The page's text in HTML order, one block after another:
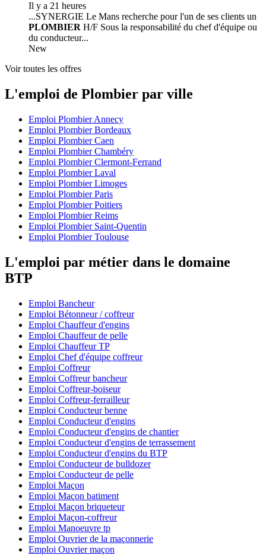
Il y a 21 heures
...SYNERGIE Le Mans recherche pour l'un de ses clients un
PLOMBIER H/F Sous la responsabilité du chef d'équipe ou
du conducteur...
New
Voir toutes les offres
L'emploi de Plombier par ville
Emploi Plombier Annecy
Emploi Plombier Bordeaux
Emploi Plombier Caen
Emploi Plombier Chambéry
Emploi Plombier Clermont-Ferrand
Emploi Plombier Laval
Emploi Plombier Limoges
Emploi Plombier Paris
Emploi Plombier Poitiers
Emploi Plombier Reims
Emploi Plombier Saint-Quentin
Emploi Plombier Toulouse
L'emploi par métier dans le domaine
BTP
Emploi Bancheur
Emploi Bétonneur / coffreur
Emploi Chauffeur d'engins
Emploi Chauffeur de pelle
Emploi Chauffeur TP
Emploi Chef d'équipe coffreur
Emploi Coffreur
Emploi Coffreur bancheur
Emploi Coffreur-boiseur
Emploi Coffreur-ferrailleur
Emploi Conducteur benne
Emploi Conducteur d'engins
Emploi Conducteur d'engins de chantier
Emploi Conducteur d'engins de terrassement
Emploi Conducteur d'engins du BTP
Emploi Conducteur de bulldozer
Emploi Conducteur de pelle
Emploi Maçon
Emploi Maçon batiment
Emploi Maçon briqueteur
Emploi Maçon-coffreur
Emploi Manoeuvre tp
Emploi Ouvrier de la maçonnerie
Emploi Ouvrier maçon